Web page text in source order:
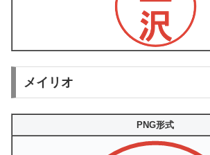
メイリオ
PNG形式